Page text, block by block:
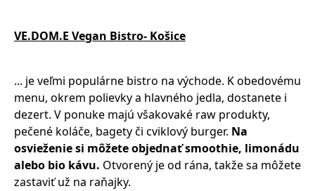
VE.DOM.E Vegan Bistro- Košice
... je veľmi populárne bistro na východe. K obedovému
menu, okrem polievky a hlavného jedla, dostanete i
dezert. V ponuke majú všakovaké raw produkty,
pečené koláče, bagety či cviklový burger. Na
osvieženie si môžete objednať smoothie, limonádu
alebo bio kávu. Otvorený je od rána, takže sa môžete
zastaviť už na raňajky.